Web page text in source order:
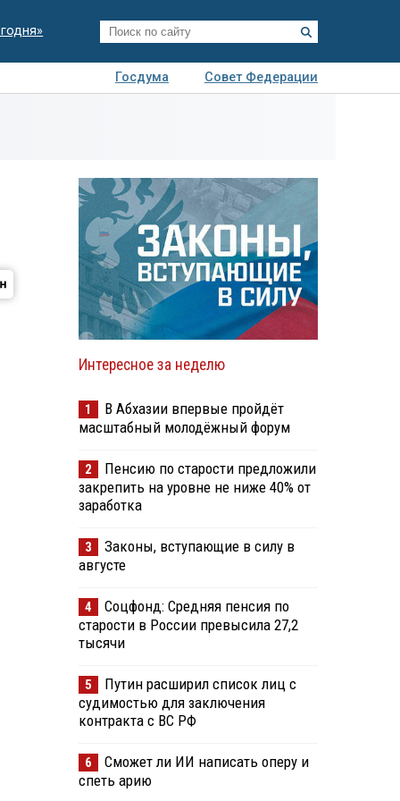
Госдума
Совет Федерации
Интересное за неделю
1
В Абхазии впервые пройдёт
масштабный молодёжный форум
2
Пенсию по старости предложили
закрепить на уровне не ниже 40% от
заработка
3
Законы, вступающие в силу в
августе
4
Соцфонд: Средняя пенсия по
старости в России превысила 27,2
тысячи
5
Путин расширил список лиц с
судимостью для заключения
контракта с ВС РФ
6
Сможет ли ИИ написать оперу и
спеть арию